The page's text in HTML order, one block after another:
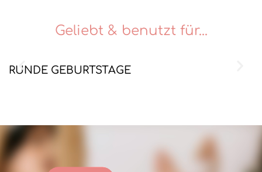
Geliebt & benutzt für...
RUNDE GEBURTSTAGE